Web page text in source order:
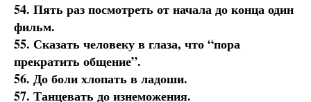
54. Пять раз посмотреть от начала до конца один
фильм.
55. Сказать человеку в глаза, что “пора
прекратить общение”.
56. До боли хлопать в ладоши.
57. Танцевать до изнеможения.